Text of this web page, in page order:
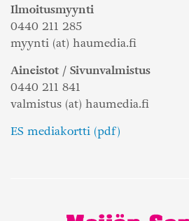
Ilmoitusmyynti
0440 211 285
myynti (at) haumedia.fi
Aineistot / Sivunvalmistus
0440 211 841
valmistus (at) haumedia.fi
ES mediakortti (pdf)